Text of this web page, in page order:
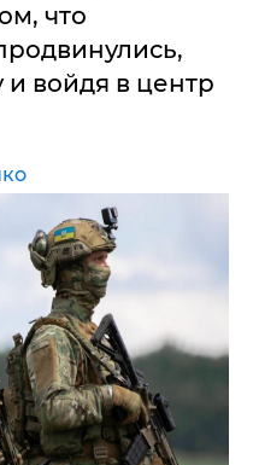
что
и войдя в центр